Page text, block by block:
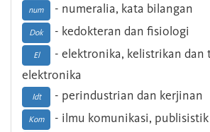
num - numeralia, kata bilangan
Dok - kedokteran dan fisiologi
El
- elektronika, kelistrikan dan
elektronika
Idt - perindustrian dan kerjinan
Kom - ilmu komunikasi,